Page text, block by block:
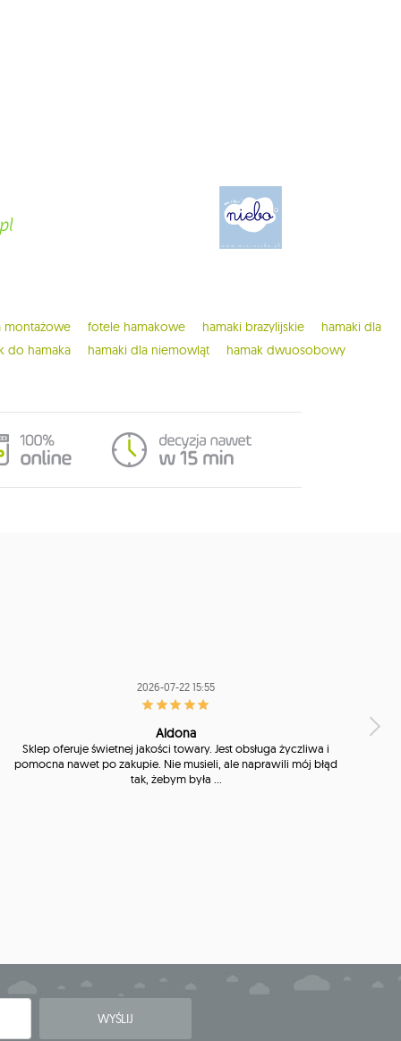
montażowe fotele hamakowe hamaki brazylijskie
hamaki dla
do hamaka
hamaki dla niemowląt hamak dwuosobowy
2026-07-22 15:55
Aldona
Sklep oferuje świetnej jakości towary. Jest obsługa życzliwa i
pomocna nawet po zakupie. Nie musieli, ale naprawili mój błąd
tak, żebym była ...
WYŚLIJ